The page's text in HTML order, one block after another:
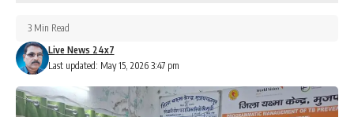
Last updated: May 15, 2026 3:47 pm
Live News 24x7
3 Min Read